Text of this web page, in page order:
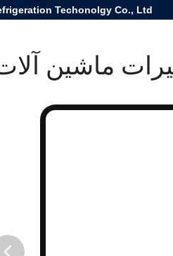
Techonolgy Co., Ltd